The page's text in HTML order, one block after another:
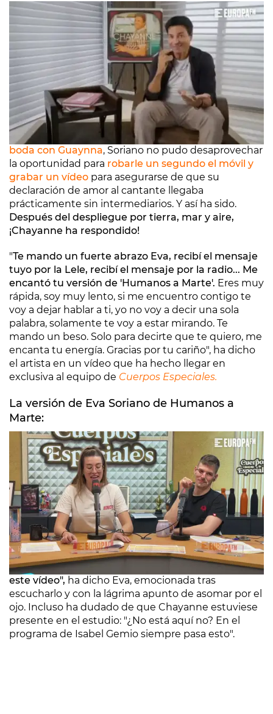
Lleva enamorada de él desde su adolescencia y
cuando
Lele Pons visitó Cuerpos Especiales trassu
boda con Guaynna, Soriano no pudo desaprovechar
la oportunidad para robarle un segundo el móvil y
grabar un vídeo para asegurarse de que su
declaración de amor al cantante llegaba
prácticamente sin intermediarios. Y así ha sido.
Después del despliegue por tierra, mar y aire,
¡Chayanne ha respondido!
"Te mando un fuerte abrazo Eva, recibí el mensaje
tuyo por la Lele, recibí el mensaje por la radio... Me
encantó tu versión de 'Humanos a Marte'. Eres muy
rápida, soy muy lento, si me encuentro contigo te
voy a dejar hablar a ti, yo no voy a decir una sola
palabra, solamente te voy a estar mirando. Te
mando un beso. Solo para decirte que te quiero, me
encanta tu energía. Gracias por tu cariño", ha dicho
el artista en un vídeo que ha hecho llegar en
exclusiva al equipo de Cuerpos Especiales.
La versión de Eva Soriano de Humanos a
Marte:
"Chayanne, te quiero desde los 10 años, eres la
persona más importante de mi vida, gracias por
este vídeo", ha dicho Eva, emocionada tras
escucharlo y con la lágrima apunto de asomar por el
ojo. Incluso ha dudado de que Chayanne estuviese
presente en el estudio: "¿No está aquí no? En el
programa de Isabel Gemio siempre pasa esto".